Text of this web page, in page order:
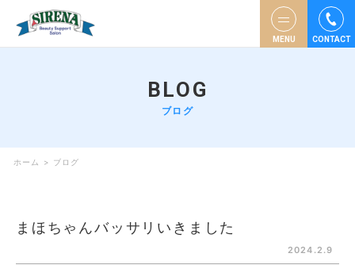
MENU CONTACT
BLOG
ブログ
ホーム > ブログ
まほちゃんバッサリいきました
2024.2.9